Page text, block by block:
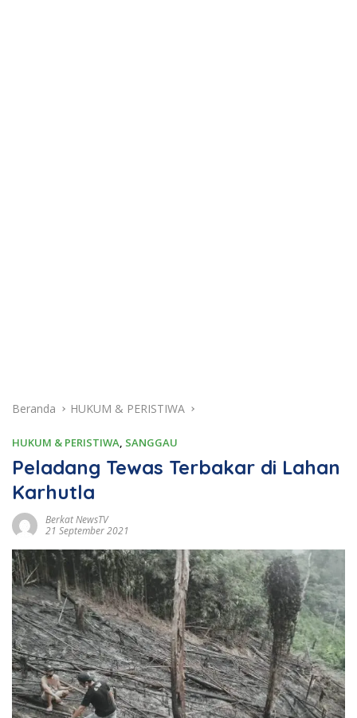
Beranda HUKUM & PERISTIWA
HUKUM & PERISTIWA, SANGGAU
Peladang Tewas Terbakar di Lahan
Karhutla
Berkat NewsTV
21 September 2021